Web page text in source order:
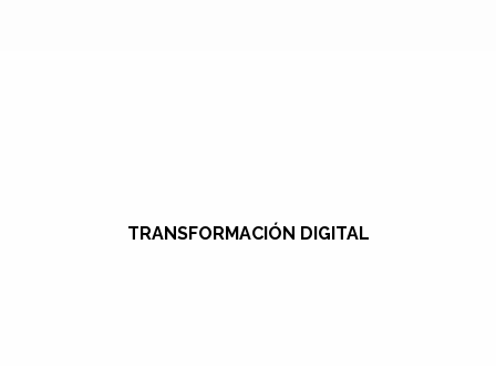
TRANSFORMACIÓN DIGITAL